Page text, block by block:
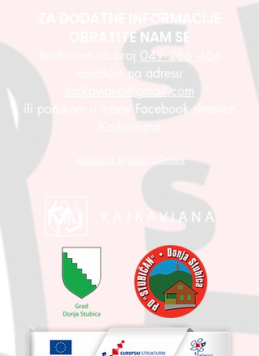
ZA DODATNE INFORMACIJE
OBRATITE NAM SE
telefonom na broj 049 286 464
emailom na adresu
kajkaviana@gmail.com
ili porukom u inbox Facebook stranice
Kajkaviana
Izjava o pristupačnosti